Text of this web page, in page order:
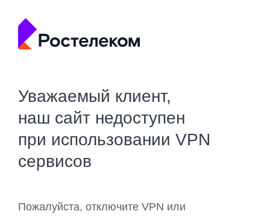
Уважаемый клиент,
наш сайт недоступен
при использовании VPN
сервисов
Пожалуйста, отключите VPN или